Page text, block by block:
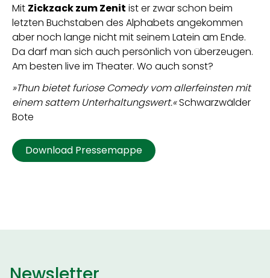
Mit Zickzack zum Zenit ist er zwar schon beim
letzten Buchstaben des Alphabets angekommen
aber noch lange nicht mit seinem Latein am Ende.
Da darf man sich auch persönlich von überzeugen.
Am besten live im Theater. Wo auch sonst?
»Thun bietet furiose Comedy vom allerfeinsten mit
einem sattem Unterhaltungswert.«Schwarzwälder
Bote
Download Pressemappe